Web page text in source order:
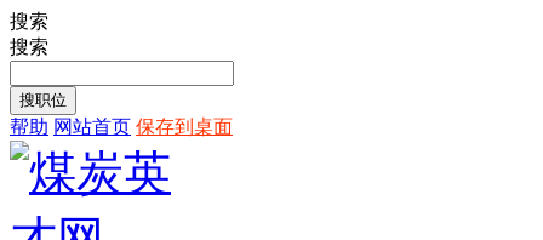
搜索
搜索
帮助 网站首页 保存到桌面